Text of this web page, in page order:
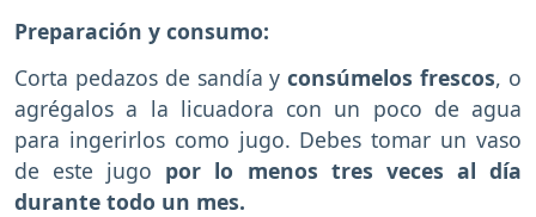
Preparación y consumo:
Corta pedazos de sandía yconsúmelos frescos, o
agrégalos a la licuadora con un poco de agua
para ingerirlos como jugo. Debes tomar un vaso
de este jugo por lo menos tres veces al día
durante todo un mes.